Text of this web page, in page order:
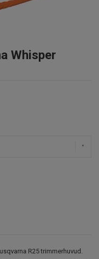
Whisper
R25 trimmerhuvud.